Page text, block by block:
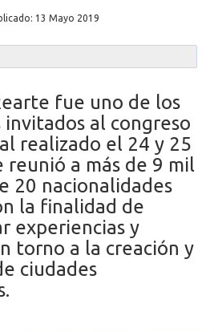
13 Mayo 2019
fue uno de los
al congreso
realizado el 24 y 25
reunió a más de 9 mil
20 nacionalidades
la finalidad de
experiencias y
torno a la creación y
ciudades